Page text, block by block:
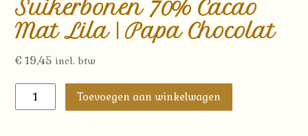
Suikerbonen 70% Cacao
Mat Lila | Papa Chocolat
€ 19,45 incl. btw
Suikerbonen
70%
Toevoegen aan winkelwagen